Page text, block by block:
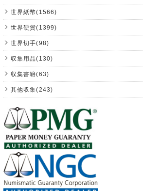
世界紙幣(1566)
世界硬貨(1399)
世界切手(98)
収集用品(130)
収集書籍(63)
其他収集(243)